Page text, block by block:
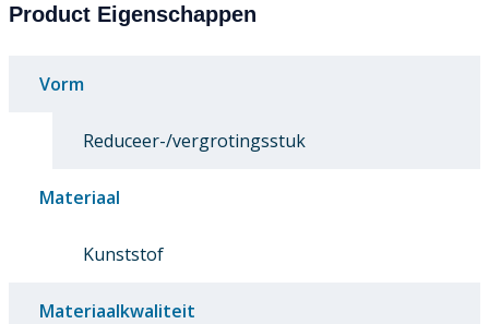
Product Eigenschappen
Vorm
Reduceer-/vergrotingsstuk
Materiaal
Kunststof
Materiaalkwaliteit